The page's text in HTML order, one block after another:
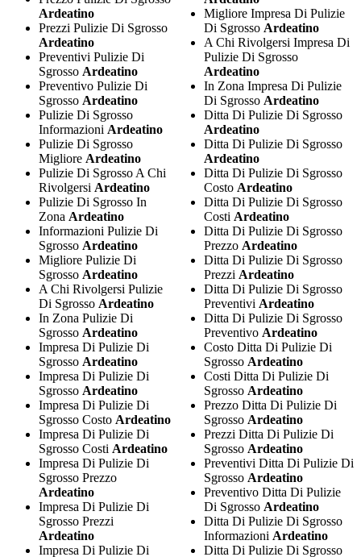
Ardeatino
Prezzi Pulizie Di Sgrosso
Ardeatino
Preventivi Pulizie Di
Sgrosso Ardeatino
Preventivo Pulizie Di
Sgrosso Ardeatino
Pulizie Di Sgrosso
Informazioni Ardeatino
Pulizie Di Sgrosso
Migliore Ardeatino
Pulizie Di Sgrosso A Chi
Rivolgersi Ardeatino
Pulizie Di Sgrosso In
Zona Ardeatino
Informazioni Pulizie Di
Sgrosso Ardeatino
Migliore Pulizie Di
Sgrosso Ardeatino
A Chi Rivolgersi Pulizie
Di Sgrosso Ardeatino
In Zona Pulizie Di
Sgrosso Ardeatino
Impresa Di Pulizie Di
Sgrosso Ardeatino
Impresa Di Pulizie Di
Sgrosso Ardeatino
Impresa Di Pulizie Di
Sgrosso Costo Ardeatino
Impresa Di Pulizie Di
Sgrosso Costi Ardeatino
Impresa Di Pulizie Di
Sgrosso Prezzo
Ardeatino
Impresa Di Pulizie Di
Sgrosso Prezzi
Ardeatino
Impresa Di Pulizie Di
Migliore Impresa Di Pulizie
Di Sgrosso Ardeatino
A Chi Rivolgersi Impresa Di
Pulizie Di Sgrosso
Ardeatino
In Zona Impresa Di Pulizie
Di Sgrosso Ardeatino
Ditta Di Pulizie Di Sgrosso
Ardeatino
Ditta Di Pulizie Di Sgrosso
Ardeatino
Ditta Di Pulizie Di Sgrosso
Costo Ardeatino
Ditta Di Pulizie Di Sgrosso
Costi Ardeatino
Ditta Di Pulizie Di Sgrosso
Prezzo Ardeatino
Ditta Di Pulizie Di Sgrosso
Prezzi Ardeatino
Ditta Di Pulizie Di Sgrosso
Preventivi Ardeatino
Ditta Di Pulizie Di Sgrosso
Preventivo Ardeatino
Costo Ditta Di Pulizie Di
Sgrosso Ardeatino
Costi Ditta Di Pulizie Di
Sgrosso Ardeatino
Prezzo Ditta Di Pulizie Di
Sgrosso Ardeatino
Prezzi Ditta Di Pulizie Di
Sgrosso Ardeatino
Preventivi Ditta Di Pulizie Di
Sgrosso Ardeatino
Preventivo Ditta Di Pulizie
Di Sgrosso Ardeatino
Ditta Di Pulizie Di Sgrosso
Informazioni Ardeatino
Ditta Di Pulizie Di Sgrosso